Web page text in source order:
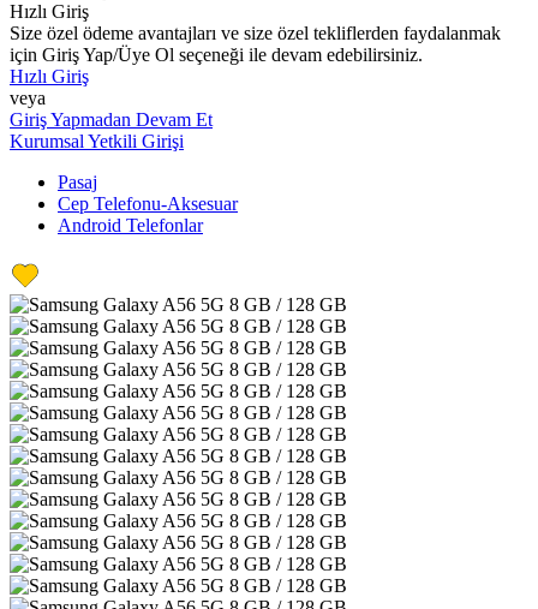
Hızlı Giriş
Size özel ödeme avantajları ve size özel tekliflerden faydalanmak
için Giriş Yap/Üye Ol seçeneği ile devam edebilirsiniz.
Hızlı Giriş
veya
Giriş Yapmadan Devam Et
Kurumsal Yetkili Girişi
Pasaj
Cep Telefonu-Aksesuar
Android Telefonlar